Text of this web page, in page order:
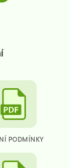
PODMÍNKY